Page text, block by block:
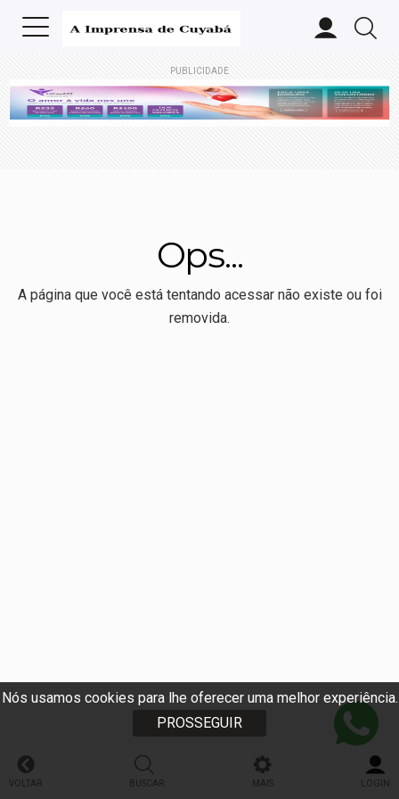
Nós usamos cookies para lhe oferecer uma melhor experiência.
PROSSEGUIR
PUBLICIDADE
Ops...
A página que você está tentando acessar não existe ou foi
removida.
VOLTAR BUSCAR MAIS LOGIN